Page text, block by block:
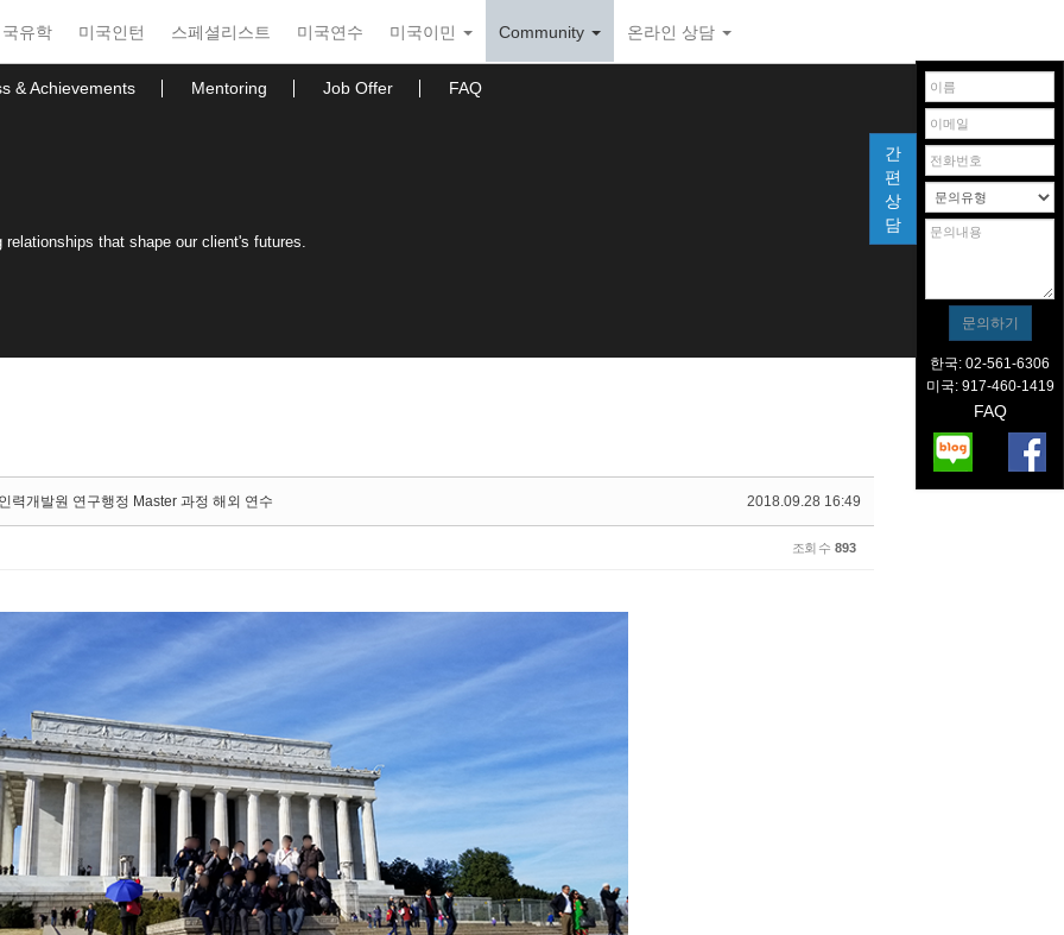
유학 미국인턴 스페셜리스트 미국연수 미국이민 Community 온라인 상담
& Achievements Mentoring Job Offer FAQ
that shape our client's futures.
2018.09.28 16:49
력개발원 연구행정 Master 과정 해외 연수
조회 수 893
간
편
상
담
한국: 02-561-6306
미국: 917-460-1419
FAQ